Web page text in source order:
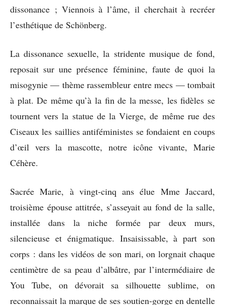
dissonance ; Viennois à l’âme, il cherchait à recréer
l’esthétique de Schönberg.
La dissonance sexuelle, la stridente musique de fond,
reposait sur une présence féminine, faute de quoi la
misogynie — thème rassembleur entre mecs — tombait
à plat. De même qu’à la fin de la messe, les fidèles se
tournent vers la statue de la Vierge, de même rue des
Ciseaux les saillies antiféministes se fondaient en coups
d’œil vers la mascotte, notre icône vivante, Marie
Céhère.
Sacrée Marie, à vingt-cinq ans élue Mme Jaccard,
troisième épouse attitrée, s’asseyait au fond de la salle,
installée dans la niche formée par deux murs,
silencieuse et énigmatique. Insaisissable, à part son
corps : dans les vidéos de son mari, on lorgnait chaque
centimètre de sa peau d’albâtre, par l’intermédiaire de
You Tube, on dévorait sa silhouette sublime, on
reconnaissait la marque de ses soutien-gorge en dentelle